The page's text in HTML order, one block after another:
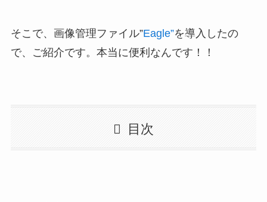
そこで、画像管理ファイル”Eagle”を導入したの
で、ご紹介です。本当に便利なんです！！
目次